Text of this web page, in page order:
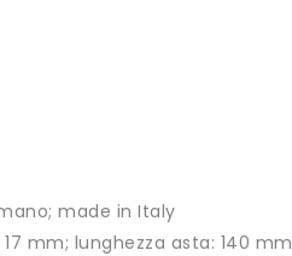
made in Italy
mm; lunghezza asta: 140 mm